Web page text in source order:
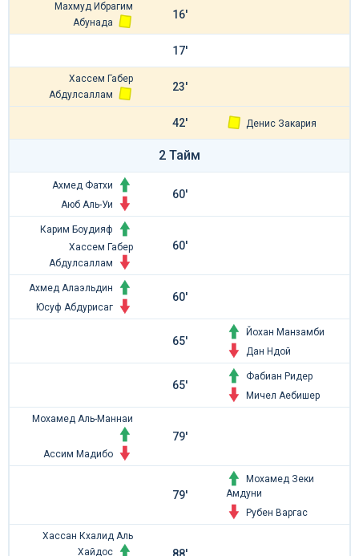
Махмуд Ибрагим
Абунада
16'
17'
Хассем Габер
Абдулсаллам
23'
42' Денис Закария
2 Тайм
Ахмед Фатхи
Аюб Аль-Уи
60'
Карим Боудияф
Хассем Габер
Абдулсаллам
60'
Ахмед Алаэльдин
Юсуф Абдурисаг
60'
65'
Йохан Манзамби
Дан Ндой
65'
Фабиан Ридер
Мичел Аебишер
Мохамед Аль-Маннаи
Ассим Мадибо
79'
79'
Мохамед Зеки
Амдуни
Рубен Варгас
Хассан Кхалид Аль
Хайдос
88'